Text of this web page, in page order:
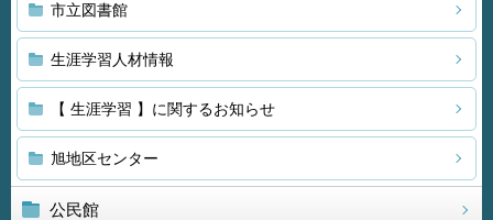
市立図書館
生涯学習人材情報
【 生涯学習 】に関するお知らせ
旭地区センター
公民館